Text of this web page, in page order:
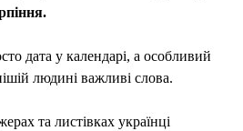
дата у календарі, а особливий
людині важливі слова.
та листівках українці